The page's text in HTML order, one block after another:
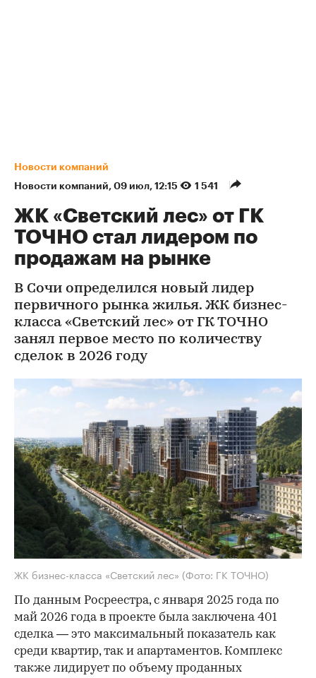
Новости компаний
Новости компаний⁠, 09 июл, 12:15 1 541
ЖК «Светский лес» от ГК
ТОЧНО стал лидером по
продажам на рынке
В Сочи определился новый лидер
первичного рынка жилья. ЖК бизнес-
класса «Светский лес» от ГК ТОЧНО
занял первое место по количеству
сделок в 2026 году
ЖК бизнес-класса «Светский лес» (Фото: ГК ТОЧНО)
По данным Росреестра, с января 2025 года по
май 2026 года в проекте была заключена 401
сделка — это максимальный показатель как
среди квартир, так и апартаментов. Комплекс
также лидирует по объему проданных